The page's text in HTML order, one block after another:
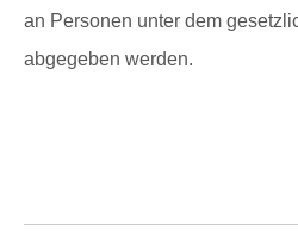
an Personen unter dem
abgegeben werden.